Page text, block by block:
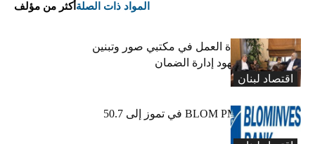
المواد ذات الصلة أكثر من مؤلف
اقتصاد لبنان
كركي يعلن عودة العمل في مكتبي صور وتبنين
وطليس ينوّه بجهود إدارة الضمان
ارتفاع مؤشر BLOM PMI في تموز إلى 50.7
نقطة